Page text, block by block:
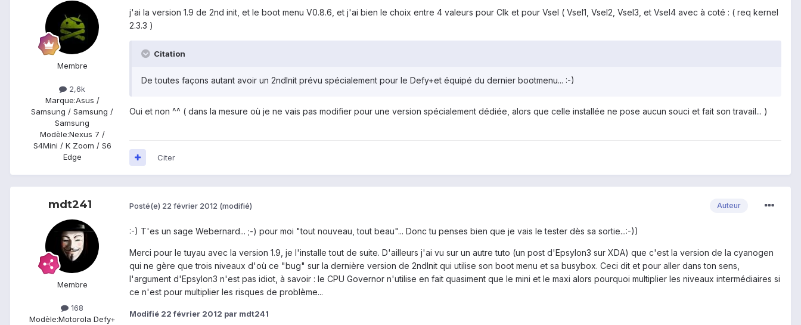
Membre
2,6k
Marque:Asus /
Samsung / Samsung /
Samsung
Modèle:Nexus 7 /
S4Mini / K Zoom / S6
Edge
j'ai la version 1.9 de 2nd init, et le boot menu V0.8.6, et j'ai bien le choix entre 4 valeurs pour Clk et pour Vsel ( Vsel1, Vsel2, Vsel3, et Vsel4 avec à coté : ( req kernel
2.3.3 )
Citation
De toutes façons autant avoir un 2ndInit prévu spécialement pour le Defy+et équipé du dernier bootmenu... :-)
Oui et non ^^ ( dans la mesure où je ne vais pas modifier pour une version spécialement dédiée, alors que celle installée ne pose aucun souci et fait son travail... )
Citer
mdt241
Membre
168
Modèle:Motorola Defy+
Auteur
Posté(e) 22 février 2012 (modifié)
:-) T'es un sage Webernard... ;-) pour moi "tout nouveau, tout beau"... Donc tu penses bien que je vais le tester dès sa sortie...:-))
Merci pour le tuyau avec la version 1.9, je l'installe tout de suite. D'ailleurs j'ai vu sur un autre tuto (un post d'Epsylon3 sur XDA) que c'est la version de la cyanogen
qui ne gère que trois niveaux d'où ce "bug" sur la dernière version de 2ndInit qui utilise son boot menu et sa busybox. Ceci dit et pour aller dans ton sens,
l'argument d'Epsylon3 n'est pas idiot, à savoir : le CPU Governor n'utilise en fait quasiment que le mini et le maxi alors pourquoi multiplier les niveaux intermédiaires si
ce n'est pour multiplier les risques de problème...
Modifié 22 février 2012 par mdt241